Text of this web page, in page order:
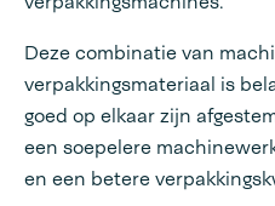
Deze combinatie van
verpakkingsmateriaal is
goed op elkaar zijn
een soepelere
en een betere